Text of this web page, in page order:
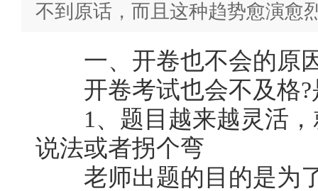
不到原话，而且这种趋势愈演愈
一、开卷也不会的原
开卷考试也会不及格?
1、题目越来越灵活，
说法或者拐个弯
老师出题的目的是为了